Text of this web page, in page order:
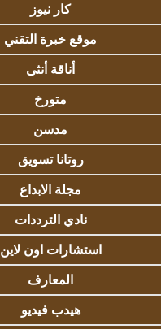
كار نيوز
موقع خبرة التقني
أناقة أنثى
متورخ
مدسن
روتانا تسويق
مجلة الابداع
نادي الترددات
استشارات اون لاين
المعارف
هيدب فيديو